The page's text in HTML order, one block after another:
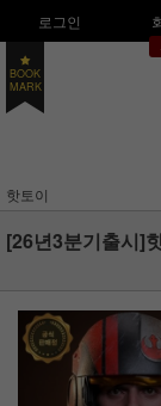
로그인
BOOK
MARK
핫토이
[26년3분기출시]